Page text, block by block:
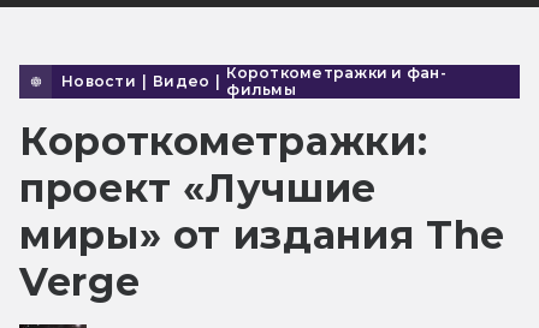
Новости | Видео | Короткометражки и фан-
фильмы
Короткометражки:
проект «Лучшие
миры» от издания The
Verge